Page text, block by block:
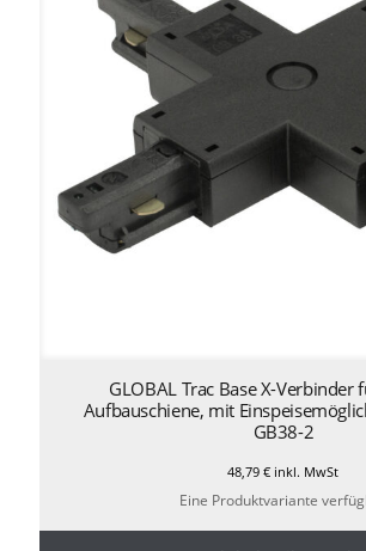
GLOBAL Trac Base X-Verbinder
Aufbauschiene, mit Einspeisemöglichkeit – schwarz
GB38-2
48,79€ inkl. MwSt
Eine Produktvariante